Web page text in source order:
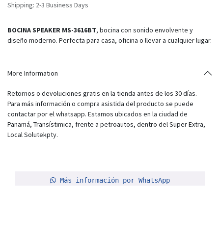
Shipping: 2-3 Business Days
BOCINA SPEAKER MS-3616BT, bocina con sonido envolvente y
diseño moderno. Perfecta para casa, oficina o llevar a cualquier lugar.
More Information
Retornos o devoluciones gratis en la tienda antes de los 30 días.
Para más información o compra asistida del producto se puede
contactar por el whatsapp. Estamos ubicados en la ciudad de
Panamá, Transístimica, frente a petroautos, dentro del Super Extra,
Local Solutekpty.
Más información por WhatsApp